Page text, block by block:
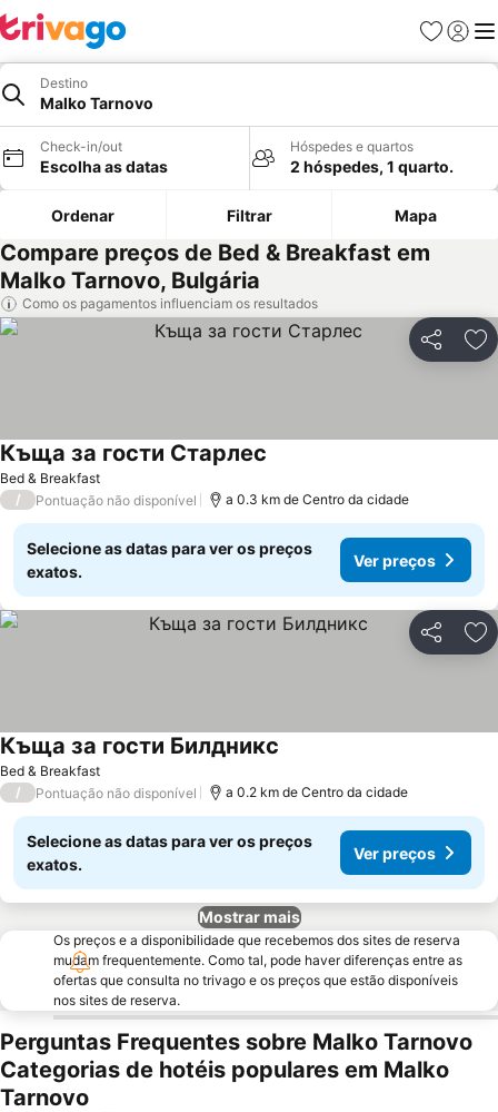
Favoritos
Iniciar
Destino
Malko Tarnovo
Check-in/out
Escolha as datas
Hóspedes e quartos
2 hóspedes, 1 quarto.
Ordenar Filtrar Mapa
Compare preços de Bed & Breakfast em
Malko Tarnovo, Bulgária
Como os pagamentos influenciam os resultados
Partilhar
Bed & Breakfast
Къща за гости Старлес
/ Pontuação não disponível a 0.3 km de Centro da cidade
Selecione as datas para ver os preços
exatos.
Ver preços
Partilhar
Bed & Breakfast
Къща за гости Билдникс
/ Pontuação não disponível a 0.2 km de Centro da cidade
Selecione as datas para ver os preços
exatos.
Ver preços
Mostrar mais
Os preços e a disponibilidade que recebemos dos sites de reserva
mudam frequentemente. Como tal, pode haver diferenças entre as
ofertas que consulta no trivago e os preços que estão disponíveis
nos sites de reserva.
Perguntas Frequentes sobre Malko Tarnovo
Categorias de hotéis populares em Malko
Tarnovo